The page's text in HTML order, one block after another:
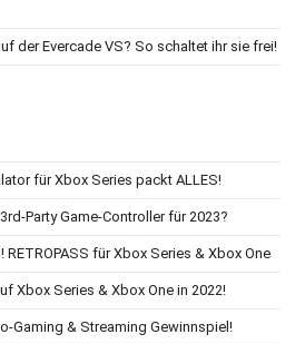
der Evercade VS? So schaltet ihr sie frei!
für Xbox Series packt ALLES!
Party Game-Controller für 2023?
für Xbox Series & Xbox One
Xbox Series & Xbox One in 2022!
Gaming & Streaming Gewinnspiel!